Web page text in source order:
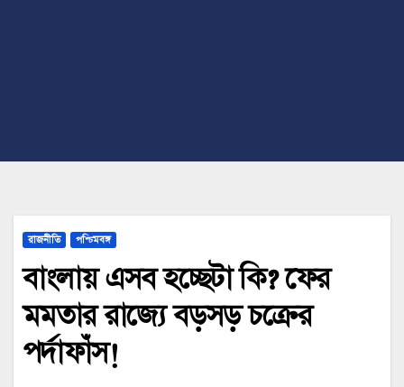
রাজনীতি পশ্চিমবঙ্গ
বাংলায় এসব হচ্ছেটা কি? ফের
মমতার রাজ্যে বড়সড় চক্রের
পর্দাফাঁস!